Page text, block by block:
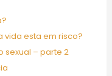
vida esta em risco?
sexual – parte 2